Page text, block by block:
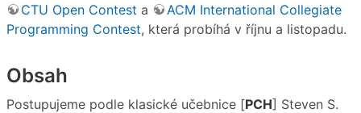
CTU Open Contest a
ACM International Collegiate
Programming Contest, která probíhá v říjnu a listopadu.
Obsah
Postupujeme podle klasické učebnice [PCH] Steven S.